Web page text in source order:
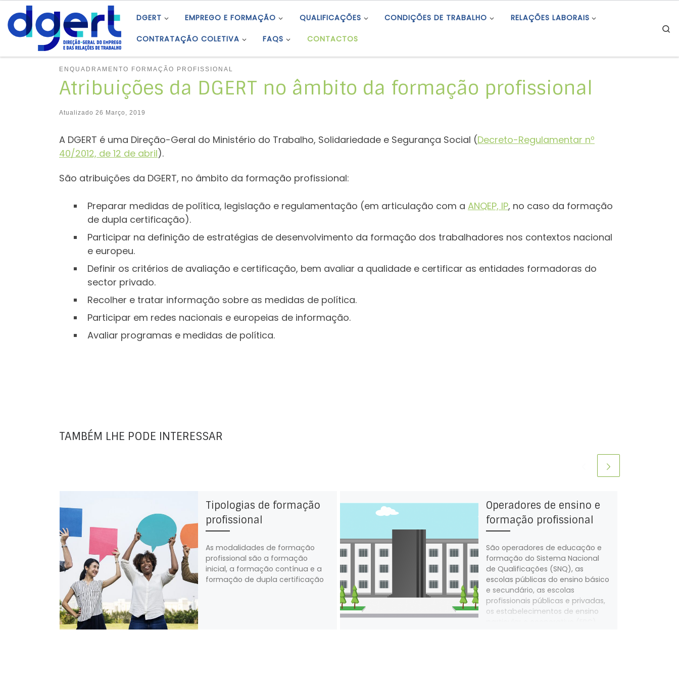
Skip to content DGERT EMPREGO E FORMAÇÃO QUALIFICAÇÕES CONDIÇÕES DE TRABALHO RELAÇÕES LABORAIS
CONTRATAÇÃO COLETIVA FAQS CONTACTOS
ENQUADRAMENTO FORMAÇÃO PROFISSIONAL
Atribuições da DGERT no âmbito da formação profissional
Atualizado 26 Março, 2019
A DGERT é uma Direção-Geral do Ministério do Trabalho, Solidariedade e Segurança Social (Decreto-Regulamentar nº
40/2012, de 12 de abril).
São atribuições da DGERT, no âmbito da formação profissional:
Preparar medidas de política, legislação e regulamentação (em articulação com a ANQEP, IP, no caso da formação
de dupla certificação).
Participar na definição de estratégias de desenvolvimento da formação dos trabalhadores nos contextos nacional
e europeu.
Definir os critérios de avaliação e certificação, bem avaliar a qualidade e certificar as entidades formadoras do
sector privado.
Recolher e tratar informação sobre as medidas de política.
Participar em redes nacionais e europeias de informação.
Avaliar programas e medidas de política.
TAMBÉM LHE PODE INTERESSAR
Tipologias de formação
profissional
As modalidades de formação
profissional são a formação
inicial, a formação contínua e a
formação de dupla certificação
Operadores de ensino e
formação profissional
São operadores de educação e
formação do Sistema Nacional
de Qualificações (SNQ), as
escolas públicas do ensino básico
e secundário, as escolas
profissionais públicas e privadas,
os estabelecimentos de ensino